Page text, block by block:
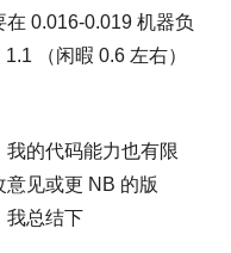
0.016-0.019 机器负
（闲暇 0.6 左右）
我的代码能力也有限
意见或更 NB 的版
我总结下